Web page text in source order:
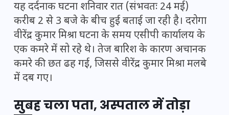
यह दर्दनाक घटना शनिवार रात (संभवतः 24 मई)
करीब 2 से 3 बजे के बीच हुई बताई जा रही है। दरोगा
वीरेंद्र कुमार मिश्रा घटना के समय एसीपी कार्यालय के
एक कमरे में सो रहे थे। तेज बारिश के कारण अचानक
कमरे की छत ढह गई, जिससे वीरेंद्र कुमार मिश्रा मलबे
में दब गए।
सुबह चला पता, अस्पताल में तोड़ा